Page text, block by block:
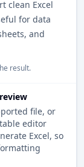
clean Excel
for data
and
result.
file, or
editor
Excel, so